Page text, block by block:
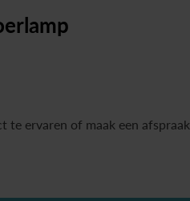
te ervaren of maak een